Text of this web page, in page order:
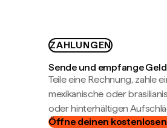
ZAHLUNGEN
Sende und empfange
Teile eine Rechnung, zahle
mexikanische oder
oder hinterhältigen
Öffne deinen